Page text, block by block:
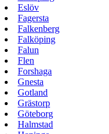
Eslöv
Fagersta
Falkenberg
Falköping
Falun
Flen
Forshaga
Gnesta
Gotland
Grästorp
Göteborg
Halmstad